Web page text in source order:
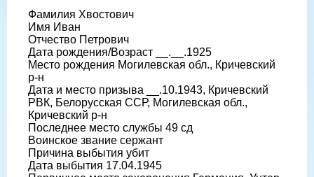
Фамилия Хвостович
Имя Иван
Отчество Петрович
Дата рождения/Возраст __.__.1925
Место рождения Могилевская обл., Кричевский
р-н
Дата и место призыва __.10.1943, Кричевский
РВК, Белорусская ССР, Могилевская обл.,
Кричевский р-н
Последнее место службы 49 сд
Воинское звание сержант
Причина выбытия убит
Дата выбытия 17.04.1945